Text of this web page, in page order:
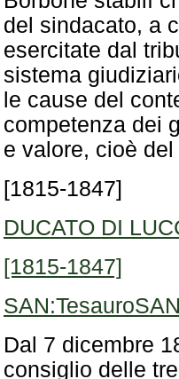
e valore, cioè
[1815-1847]
DUCATO DI
[1815-1847]